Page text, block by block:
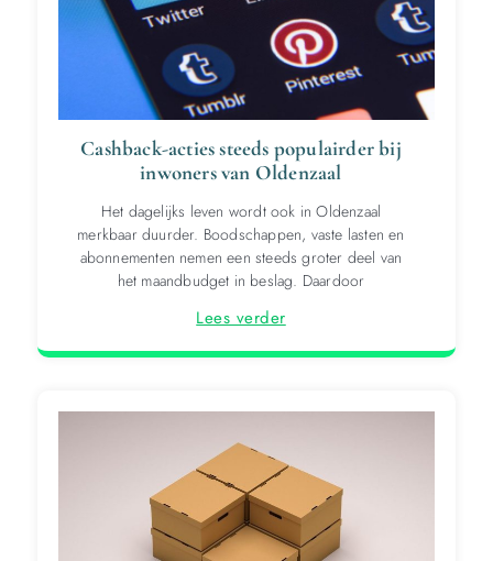
Cashback-acties steeds populairder bij
inwoners van Oldenzaal
Het dagelijks leven wordt ook in Oldenzaal
merkbaar duurder. Boodschappen, vaste lasten en
abonnementen nemen een steeds groter deel van
het maandbudget in beslag. Daardoor
Lees verder